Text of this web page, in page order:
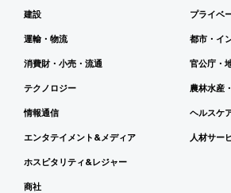
建設
運輸・物流
消費財・小売・流通
テクノロジー
情報通信
エンタテイメント&メディア
ホスピタリティ&レジャー
商社
プライベ
都市・イ
官公庁・
農林水産
ヘルスケ
人材サー